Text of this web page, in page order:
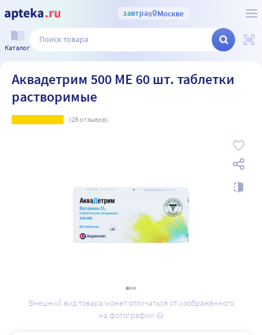
завтрав Москве
Каталог
Аквадетрим 500 МЕ 60 шт. таблетки
растворимые
(28отзывов)
Внешний вид товара может отличаться от изображённого
на фотографии